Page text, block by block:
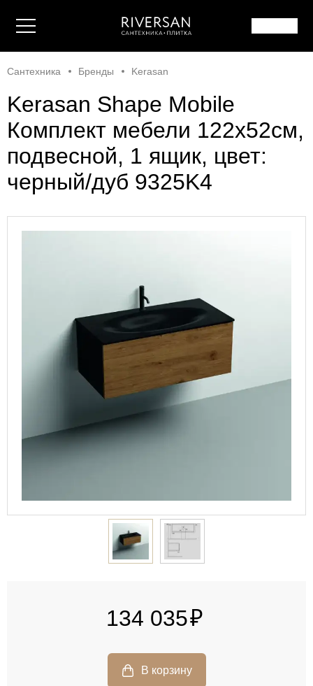
Сантехника Бренды Kerasan
Kerasan Shape Mobile
Комплект мебели 122х52см,
подвесной, 1 ящик, цвет:
черный/дуб 9325K4
134 035